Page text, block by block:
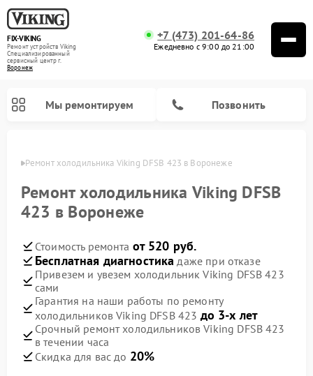
FIX-VIKING
Ремонт устройств Viking
Специализированный
cервисный центр г.
Воронеж
+7 (473) 201-64-86
Ежедневно с 9:00 до 21:00
Мы ремонтируем Позвонить
Ремонт холодильника Viking DFSB 423 в Воронеже
Ремонт холодильника Viking DFSB
423 в Воронеже
Стоимость ремонта от 520 руб.
Бесплатная диагностика даже при отказе
Привезем и увезем холодильник Viking DFSB 423
сами
Гарантия на наши работы по ремонту
холодильников Viking DFSB 423 до 3-х лет
Срочный ремонт холодильников Viking DFSB 423
в течении часа
Скидка для вас до 20%